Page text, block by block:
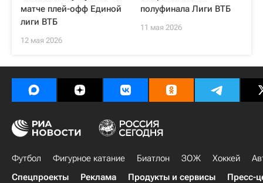
матче плей-офф Единой
лиги ВТБ
12 мая 2026
полуфинала Лиги ВТБ
11 мая 2026
Футбол Фигурное катание Биатлон ЗОЖ Хоккей
Спецпроекты
Реклама Продукты и сервисы Пресс-